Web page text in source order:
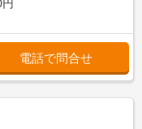
電話で問合せ